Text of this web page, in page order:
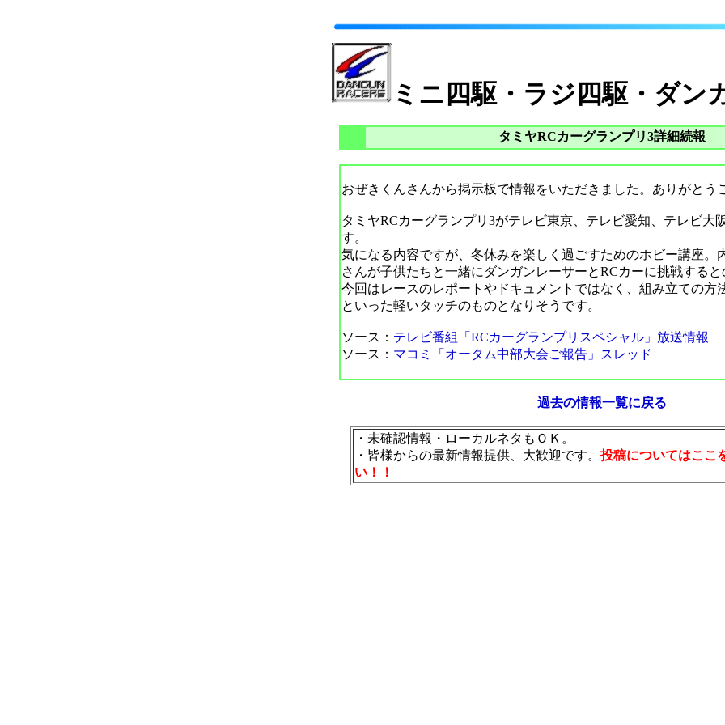
ミニ四駆・ラジ四駆・ダン
タミヤRCカーグランプリ3詳細続報
おぜきくんさんから掲示板で情報をいただきました。ありがとう
タミヤRCカーグランプリ3がテレビ東京、テレビ愛知、テレビ大
す。
気になる内容ですが、冬休みを楽しく過ごすためのホビー講座。
さんが子供たちと一緒にダンガンレーサーとRCカーに挑戦すると
今回はレースのレポートやドキュメントではなく、組み立ての方
といった軽いタッチのものとなりそうです。
ソース： テレビ番組「RCカーグランプリスペシャル」放送情報
ソース： マコミ「オータム中部大会ご報告」スレッド
過去の情報一覧に戻る
・未確認情報・ローカルネタもＯＫ。
・皆様からの最新情報提供、大歓迎です。投稿についてはここ
い！！